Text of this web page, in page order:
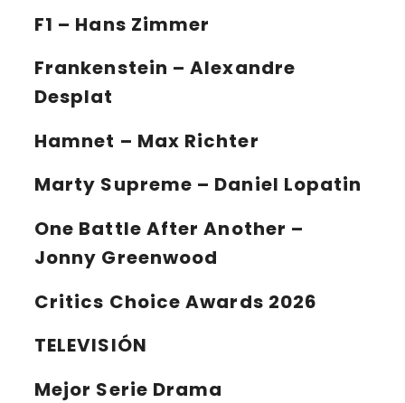
F1 – Hans Zimmer
Frankenstein – Alexandre
Desplat
Hamnet – Max Richter
Marty Supreme – Daniel Lopatin
One Battle After Another –
Jonny Greenwood
Critics Choice Awards 2026
TELEVISIÓN
Mejor Serie Drama